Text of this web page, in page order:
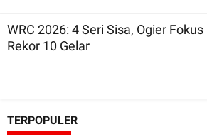
WRC 2026: 4 Seri Sisa, Ogier Fokus
Rekor 10 Gelar
TERPOPULER